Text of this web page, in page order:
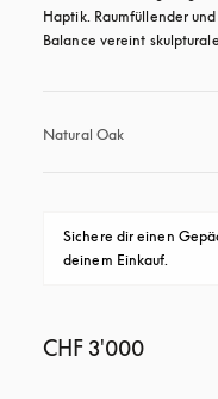
Haptik. Raumfüllender
Balance vereint
Natural Oak
Sichere dir einen
deinem Einkauf.
CHF 3'000